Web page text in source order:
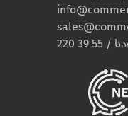
220 39 55 /